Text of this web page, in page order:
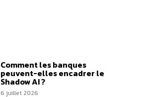
Comment les banques
peuvent-elles encadrer le
Shadow AI ?
6 juillet 2026